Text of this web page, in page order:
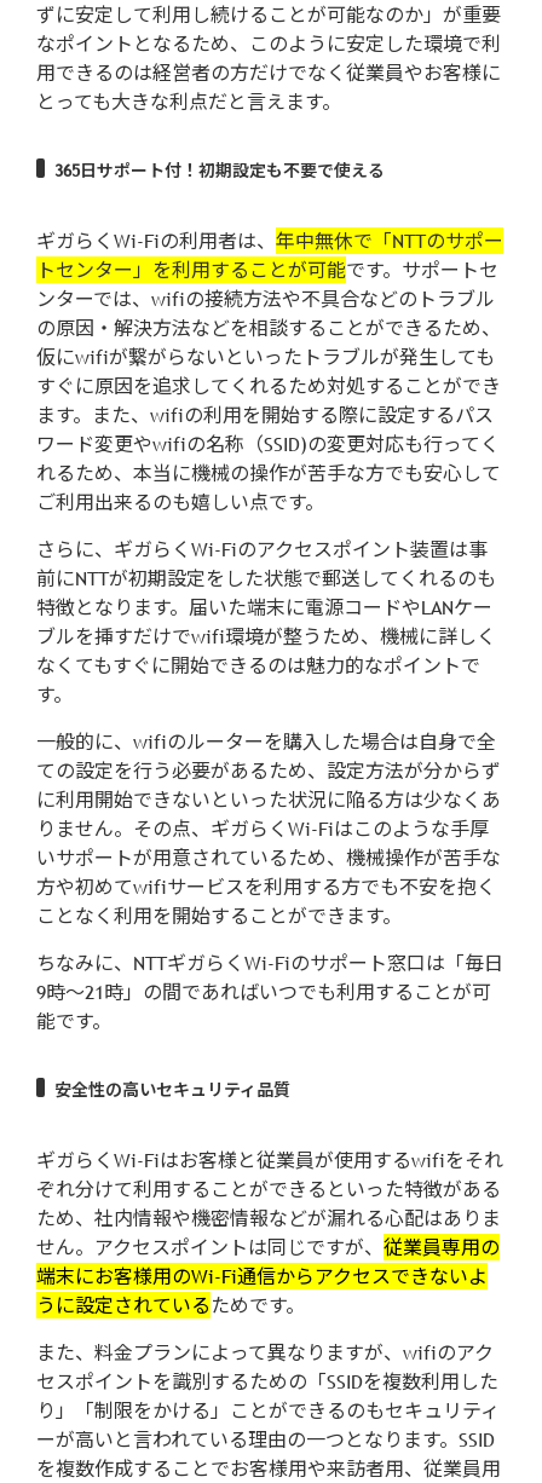
ずに安定して利用し続けることが可能なのか」が重要
なポイントとなるため、このように安定した環境で利
用できるのは経営者の方だけでなく従業員やお客様に
とっても大きな利点だと言えます。
365日サポート付！初期設定も不要で使える
ギガらくWi-Fiの利用者は、 年中無休で「NTTのサポー
トセンター」を利用することが可能です。サポートセ
ンターでは、wifiの接続方法や不具合などのトラブル
の原因・解決方法などを相談することができるため、
仮にwifiが繋がらないといったトラブルが発生しても
すぐに原因を追求してくれるため対処することができ
ます。また、wifiの利用を開始する際に設定するパス
ワード変更やwifiの名称（SSID)の変更対応も行ってく
れるため、本当に機械の操作が苦手な方でも安心して
ご利用出来るのも嬉しい点です。
さらに、ギガらくWi-Fiのアクセスポイント装置は事
前にNTTが初期設定をした状態で郵送してくれるのも
特徴となります。届いた端末に電源コードやLANケー
ブルを挿すだけでwifi環境が整うため、機械に詳しく
なくてもすぐに開始できるのは魅力的なポイントで
す。
一般的に、wifiのルーターを購入した場合は自身で全
ての設定を行う必要があるため、設定方法が分からず
に利用開始できないといった状況に陥る方は少なくあ
りません。その点、ギガらくWi-Fiはこのような手厚
いサポートが用意されているため、機械操作が苦手な
方や初めてwifiサービスを利用する方でも不安を抱く
ことなく利用を開始することができます。
ちなみに、NTTギガらくWi-Fiのサポート窓口は「毎日
9時〜21時」の間であればいつでも利用することが可
能です。
安全性の高いセキュリティ品質
ギガらくWi-Fiはお客様と従業員が使用するwifiをそれ
ぞれ分けて利用することができるといった特徴がある
ため、社内情報や機密情報などが漏れる心配はありま
せん。アクセスポイントは同じですが、 従業員専用の
端末にお客様用のWi-Fi通信からアクセスできないよ
うに設定されているためです。
また、料金プランによって異なりますが、wifiのアク
セスポイントを識別するための「SSIDを複数利用した
り」「制限をかける」ことができるのもセキュリティ
ーが高いと言われている理由の一つとなります。SSID
を複数作成することでお客様用や来訪者用、従業員用